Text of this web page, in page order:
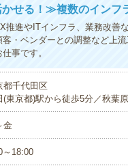
せる！≫複数のインフ
推進やITインフラ、業務改善
・ベンダーとの調整など上
事です。
都千代田区
(東京都)駅から徒歩5分／秋葉
金
～18:00